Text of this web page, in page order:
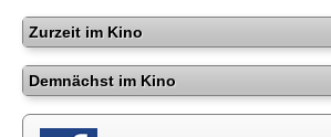
Zurzeit im Kino
Demnächst im Kino